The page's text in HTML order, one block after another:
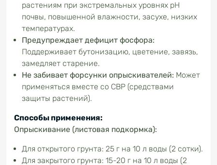
растениям при экстремальных уровнях рН
почвы, повышенной влажности, засухе, низких
температурах.
Предупреждает дефицит фосфора:
Поддерживает бутонизацию, цветение, завязь,
замедляет старение.
Не забивает форсунки опрыскивателей: Может
применяться вместе со СВР (средствами
защиты растений).
Способы применения:
Опрыскивание (листовая подкормка):
Для открытого грунта: 25 г на 10 л воды (2 сотки).
Для закрытого грунта: 15-20 г на 10 л воды (2